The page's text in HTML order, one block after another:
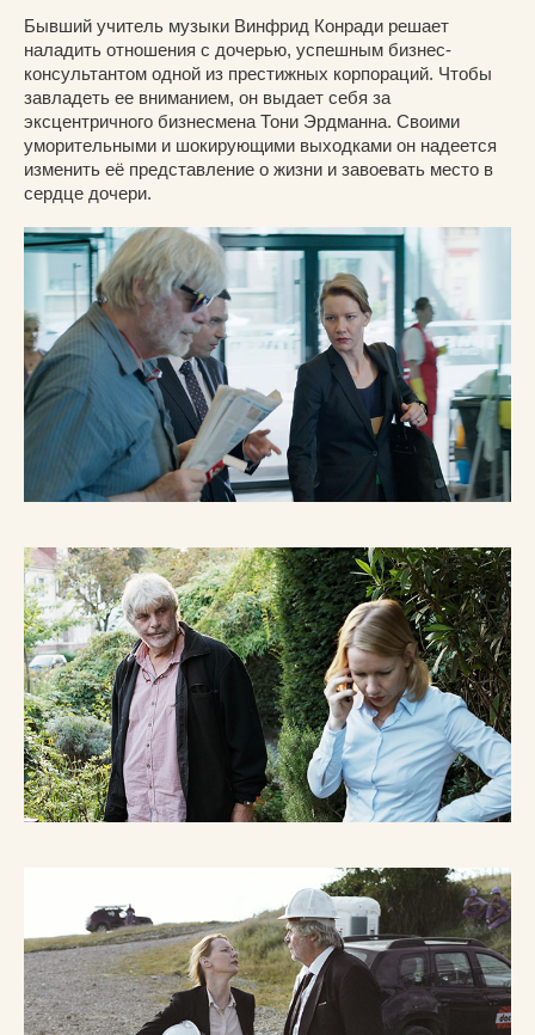
Бывший учитель музыки Винфрид Конради решает
наладить отношения с дочерью, успешным бизнес-
консультантом одной из престижных корпораций. Чтобы
завладеть ее вниманием, он выдает себя за
эксцентричного бизнесмена Тони Эрдманна. Своими
уморительными и шокирующими выходками он надеется
изменить её представление о жизни и завоевать место в
сердце дочери.